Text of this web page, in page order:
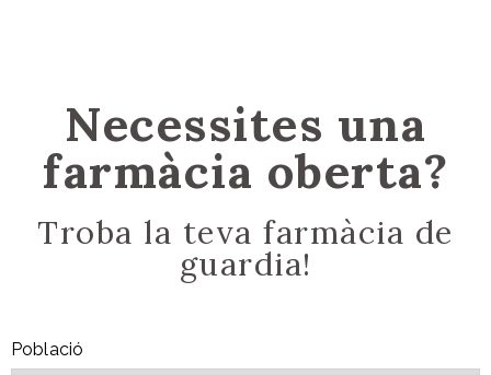
Necessites una
farmàcia oberta?
Troba la teva farmàcia de
guardia!
Població